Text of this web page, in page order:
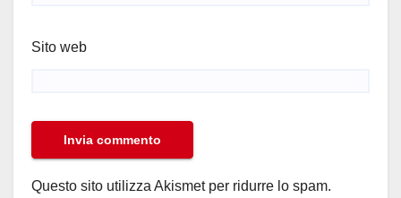
Sito web
Questo sito utilizza Akismet per ridurre lo spam.